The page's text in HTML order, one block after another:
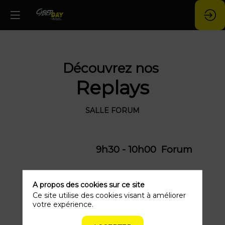
Découvrez nos
Replays
SALLE FORUM
9h30 - 10h00 Forum
Métiers de la
opportunité de
A propos des cookies sur ce site
Ce site utilise des cookies visant à améliorer
votre expérience.